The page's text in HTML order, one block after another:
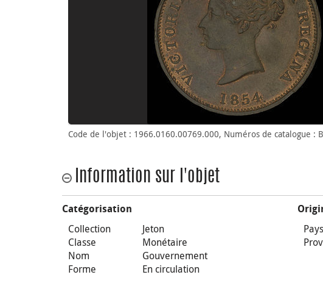
Code de l'objet : 1966.0160.00769.000, Numéros de catalogue :
Information sur l'objet
Catégorisation
Collection
Jeton
Classe
Monétaire
Nom
Gouvernement
Forme
En circulation
Pays